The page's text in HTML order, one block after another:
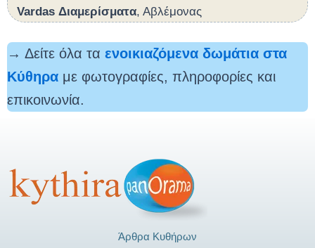
Vardas Διαμερίσματα, Αβλέμονας
→ Δείτε όλα τα ενοικιαζόμενα δωμάτια στα
Κύθηρα με φωτογραφίες, πληροφορίες και
επικοινωνία.
Άρθρα Κυθήρων